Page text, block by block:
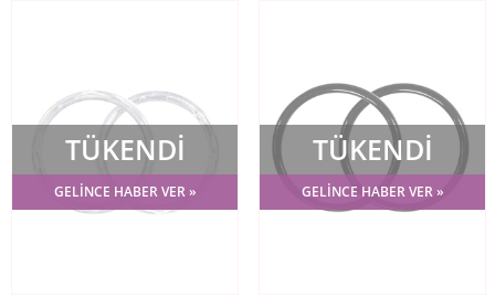
TÜKENDİ
GELİNCE HABER VER »
TÜKENDİ
GELİNCE HABER VER »